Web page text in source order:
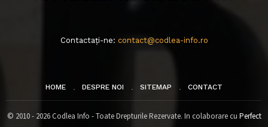
Contactați-ne: contact@codlea-info.ro
HOME DESPRE NOI SITEMAP CONTACT
© 2010 - 2026 Codlea Info - Toate Drepturile Rezervate. In colaborare cu Perfect